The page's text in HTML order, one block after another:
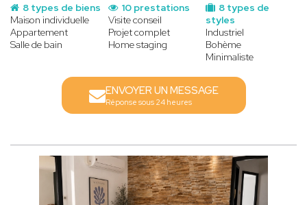
8 types de biens
Maison individuelle
Appartement
Salle de bain
8 types de
styles
Industriel
Bohème
Minimaliste
10 prestations
Visite conseil
Projet complet
Home staging
ENVOYER UN MESSAGE
Réponse sous 24 heures